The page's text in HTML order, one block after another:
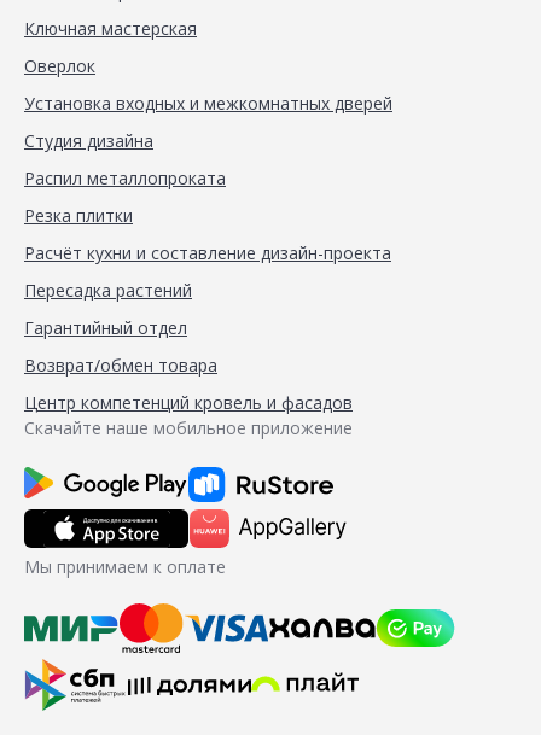
Ключная мастерская
Оверлок
Установка входных и межкомнатных дверей
Студия дизайна
Распил металлопроката
Резка плитки
Расчёт кухни и составление дизайн-проекта
Пересадка растений
Гарантийный отдел
Возврат/обмен товара
Центр компетенций кровель и фасадов
Скачайте наше мобильное приложение
Мы принимаем к оплате